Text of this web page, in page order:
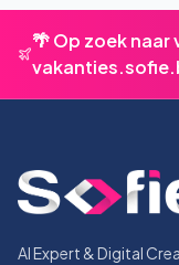
🌴 Op zoek naar
AI Expert & Digital